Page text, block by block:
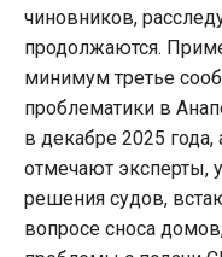
чиновников,
продолжаются.
минимум третье
проблематики в
в декабре 2025 года,
отмечают эксперты,
решения судов,
вопросе сноса